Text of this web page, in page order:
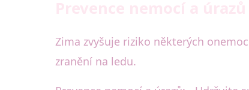
Zima zvyšuje riziko některých
zranění na ledu.